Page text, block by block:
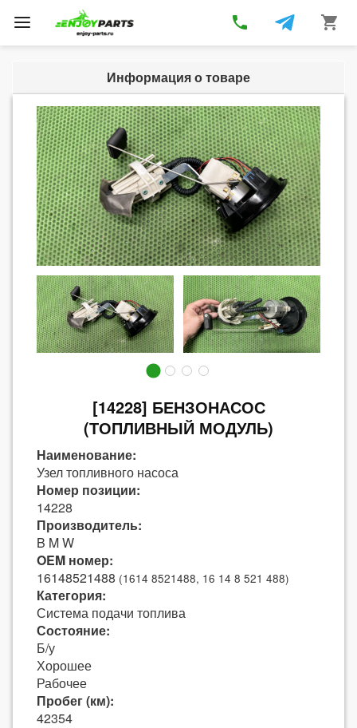
Toggle
navigation
phone shopping_cart
Информация о товаре
[14228] БЕНЗОНАСОС
(ТОПЛИВНЫЙ МОДУЛЬ)
Наименование:
Узел топливного насоса
Номер позиции:
14228
Производитель:
B M W
OEM номер:
16148521488 (1614 8521488, 16 14 8 521 488)
Категория:
Система подачи топлива
Состояние:
Б/у
Хорошее
Рабочее
Пробег (км):
42354